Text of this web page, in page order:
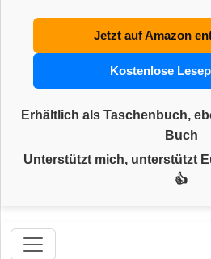
Jetzt auf Amazon
Kostenlose
Erhältlich als Taschenbuch,
Buch
Unterstützt mich, unterstützt
👍